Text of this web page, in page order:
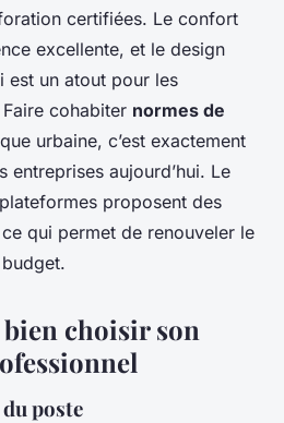
certifiées. Le confort
excellente, et le design
est un atout pour les
cohabiter normes de
urbaine, c’est exactement
entreprises aujourd’hui. Le
proposent des
qui permet de renouveler le
choisir son
poste